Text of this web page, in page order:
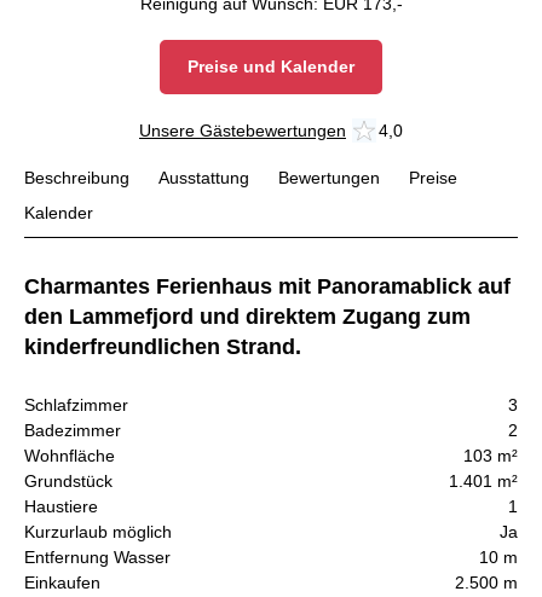
Reinigung auf Wunsch: EUR 173,-
Preise und Kalender
Unsere Gästebewertungen 4,0
Beschreibung Ausstattung Bewertungen
Preise
Kalender
Charmantes Ferienhaus mit Panoramablick auf
den Lammefjord und direktem Zugang zum
kinderfreundlichen Strand.
Schlafzimmer
3
Badezimmer
2
Wohnfläche
103 m²
Grundstück
1.401 m²
Haustiere
1
Kurzurlaub möglich
Ja
Entfernung Wasser
10 m
Einkaufen
2.500 m